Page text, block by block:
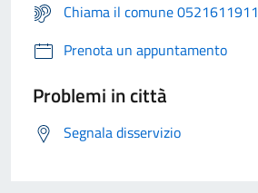
Chiama il comune 0521611911
Prenota un appuntamento
Problemi in città
Segnala disservizio